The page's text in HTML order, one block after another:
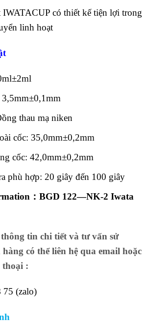
có thiết kế tiện lợi trong
linh hoạt
thau mạ niken
cốc: 35,0mm±0,2mm
cốc: 42,0mm±0,2mm
phù hợp: 20 giây đến 100 giây
：BGD 122—NK-2 Iwata
tin chi tiết và tư vấn sử
có thể liên hệ qua email hoặc
thoại :
75 (zalo)